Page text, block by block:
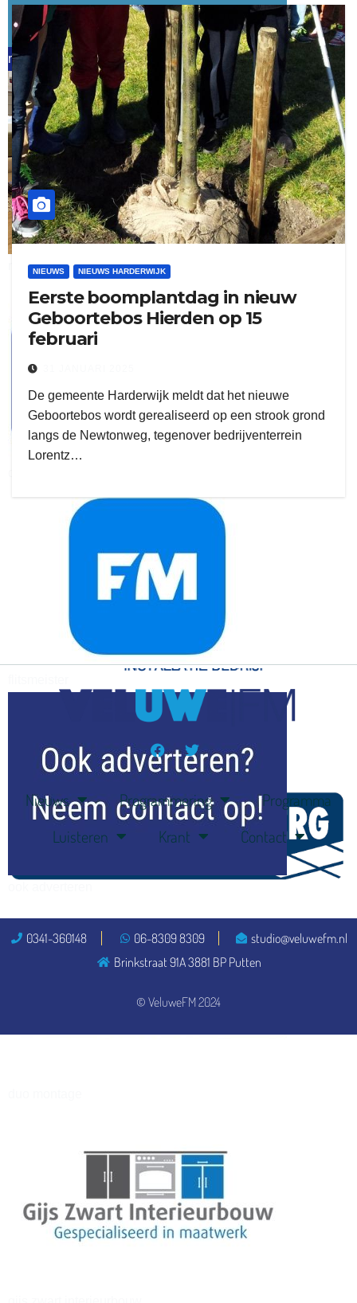
word vrijwilliger (1)
delangekortland
refreshed webdesign putten
ruitengaparket
NIEUWS NIEUWS HARDERWIJK
Eerste boomplantdag in nieuw
Geboortebos Hierden op 15
februari
De gemeente Harderwijk meldt dat het nieuwe
Geboortebos wordt gerealiseerd op een strook grond
langs de Newtonweg, tegenover bedrijventerrein
Lorentz…
Nieuws Programmering
Programma
Luisteren
Krant Contact
© VeluweFM 2024
0341-360148 06-8309 8309
studio@veluwefm.nl
Brinkstraat 91A 3881 BP Putten